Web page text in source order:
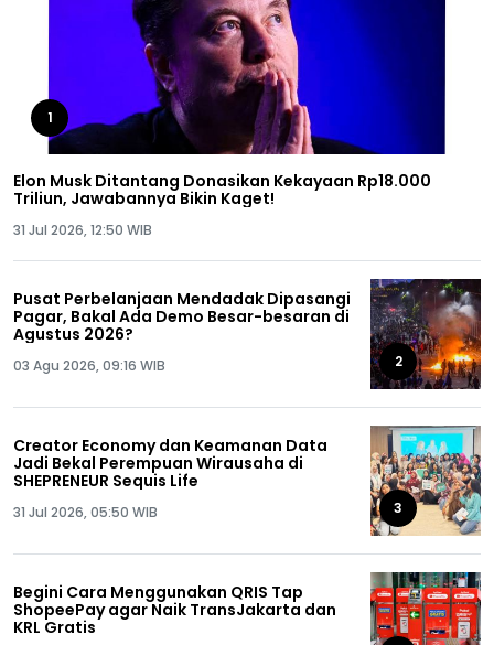
1
Elon Musk Ditantang Donasikan Kekayaan Rp18.000
Triliun, Jawabannya Bikin Kaget!
31 Jul 2026, 12:50 WIB
Pusat Perbelanjaan Mendadak Dipasangi
Pagar, Bakal Ada Demo Besar-besaran di
Agustus 2026?
03 Agu 2026, 09:16 WIB 2
Creator Economy dan Keamanan Data
Jadi Bekal Perempuan Wirausaha di
SHEPRENEUR Sequis Life
31 Jul 2026, 05:50 WIB 3
Begini Cara Menggunakan QRIS Tap
ShopeePay agar Naik TransJakarta dan
KRL Gratis